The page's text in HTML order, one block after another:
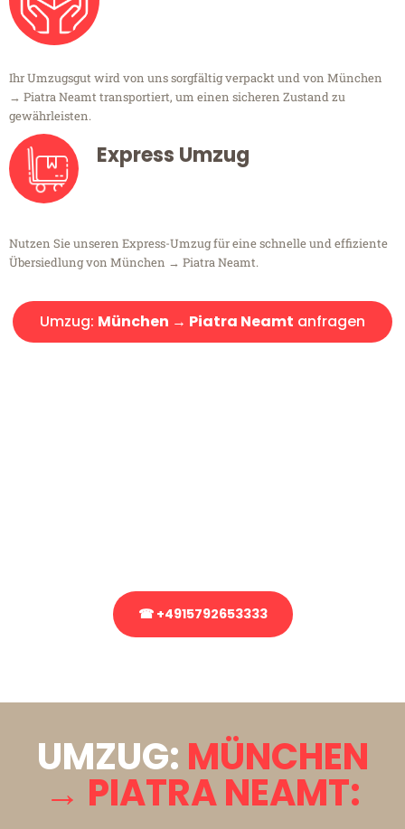
Ihr Umzugsgut wird von uns sorgfältig verpackt und von München
→ Piatra Neamt transportiert, um einen sicheren Zustand zu
gewährleisten.
Express Umzug
Nutzen Sie unseren Express-Umzug für eine schnelle und effiziente
Übersiedlung von München → Piatra Neamt.
Umzug: München → Piatra Neamt anfragen
☎ +4915792653333
UMZUG: MÜNCHEN
→ PIATRA NEAMT: